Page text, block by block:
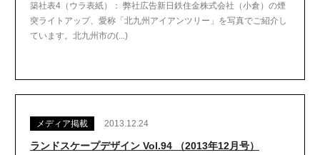
築社表4（ウラ表紙）： 弊社広告新日鉄住金株式会社（小倉）の煙
突ライトアップ、愛称「北九州アイアンツリー」を写真でご紹介し
ています。北九州市の(...)
メディア掲載 2013.12.24
ランドスケープデザイン Vol.94 （2013年12月号）